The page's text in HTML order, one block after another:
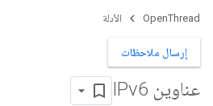
OpenThread الأدلة
إرسال ملاحظات
عناوين IPv6